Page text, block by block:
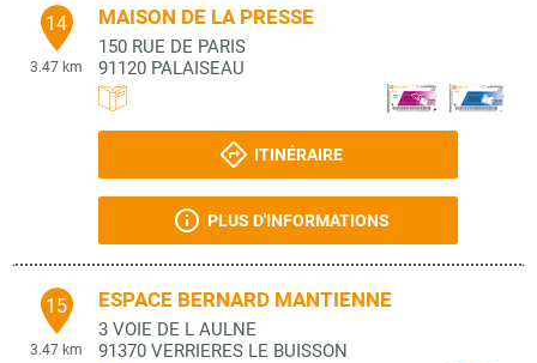
14
3.47 km
MAISON DE LA PRESSE
150 RUE DE PARIS
91120 PALAISEAU
ITINÉRAIRE
PLUS D'INFORMATIONS
15
3.47 km
ESPACE BERNARD MANTIENNE
3 VOIE DE L AULNE
91370 VERRIERES LE BUISSON